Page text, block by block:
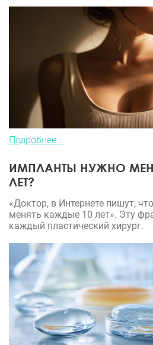
Подробнее...
ИМПЛАНТЫ НУЖНО
ЛЕТ?
«Доктор, в Интернете пишут,
менять каждые 10 лет». Эту
каждый пластический хирург.